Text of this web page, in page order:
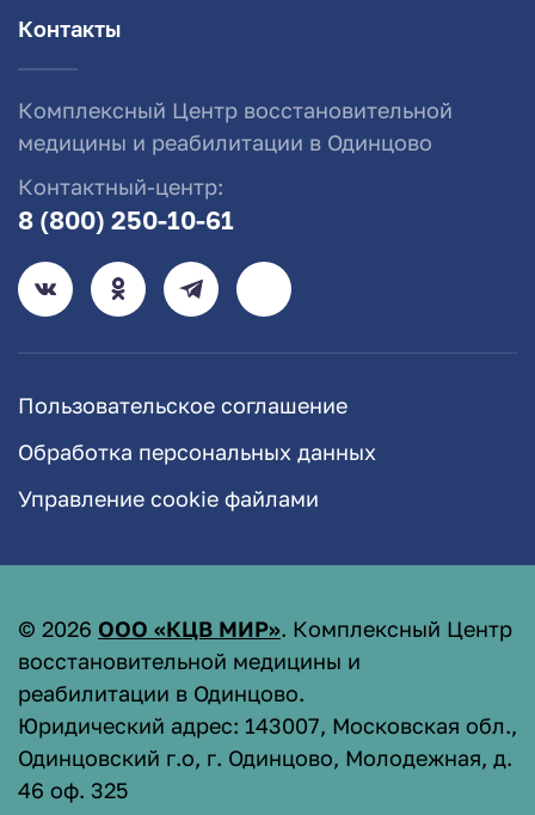
Контакты
Комплексный Центр восстановительной
медицины и реабилитации в Одинцово
Контактный-центр:
8 (800) 250-10-61
Пользовательское соглашение
Обработка персональных данных
Управление cookie файлами
© 2026 ООО «КЦВ МИР». Комплексный Центр
восстановительной медицины и
реабилитации в Одинцово.
Юридический адрес: 143007, Московская обл.,
Одинцовский г.о, г. Одинцово, Молодежная, д.
46 оф. 325